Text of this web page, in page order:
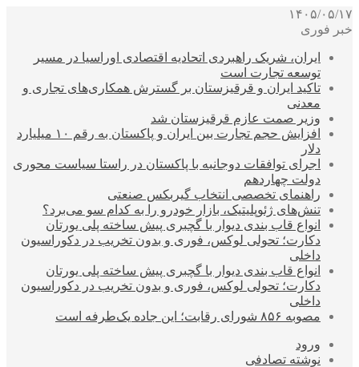
۱۴۰۵/۰۵/۱۷
خبر فوری
ایران، شریک راهبردی اتحادیه اقتصادی اوراسیا در مسیر
توسعه تجارت است
تاکید ایران و قرقیزستان بر گسترش همکاری‌های تجاری و
معدنی
وزیر صمت عازم قرقیزستان شد
افزایش حجم تجارت بین ایران و پاکستان به رقم ۱۰ میلیارد
دلار
اجرای توافقات دوجانبه با پاکستان در راستا سیاست محوری
دولت چهاردهم
راهنمای تخصصی انتخاب گیربکس صنعتی
تنش‌های ژئوپلیتیک، بازار خودرو را به کدام سو می‌برد؟
انواع قاب بندی دیوار با گچبری پیش ساخته پلی یورتان
دکارت؛ تحولی لوکس، فوری و بدون تخریب در دکوراسیون
داخلی
انواع قاب بندی دیوار با گچبری پیش ساخته پلی یورتان
دکارت؛ تحولی لوکس، فوری و بدون تخریب در دکوراسیون
داخلی
مصوبه ۸۵۶ شورای رقابت؛ این جاده یک‌طرفه است
ورود
نوشته تصادفی